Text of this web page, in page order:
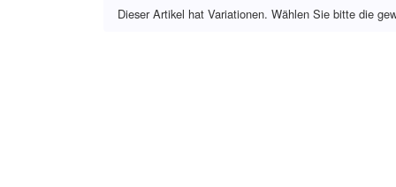
Dieser Artikel hat Variationen. Wählen Sie bitte die